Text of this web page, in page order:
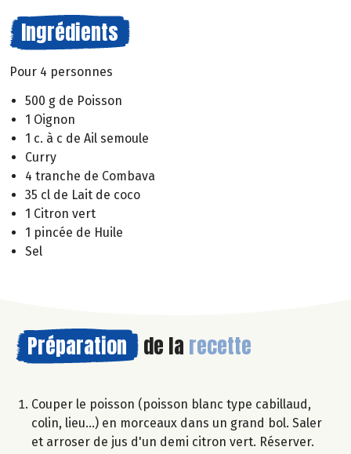
Ingrédients
Pour 4 personnes
500 g de Poisson
1 Oignon
1 c. à c de Ail semoule
Curry
4 tranche de Combava
35 cl de Lait de coco
1 Citron vert
1 pincée de Huile
Sel
Préparation de la recette
Couper le poisson (poisson blanc type cabillaud,
colin, lieu...) en morceaux dans un grand bol. Saler
et arroser de jus d'un demi citron vert. Réserver.